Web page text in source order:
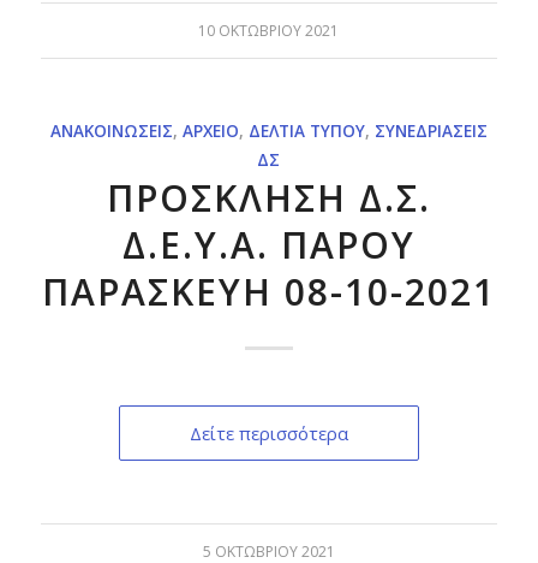
10 ΟΚΤΩΒΡΊΟΥ 2021
ΑΝΑΚΟΙΝΏΣΕΙΣ, ΑΡΧΕΊΟ, ΔΕΛΤΊΑ ΤΎΠΟΥ, ΣΥΝΕΔΡΙΆΣΕΙΣ
ΔΣ
ΠΡΟΣΚΛΗΣΗ Δ.Σ.
Δ.Ε.Υ.Α. ΠΑΡΟΥ
ΠΑΡΑΣΚΕΥΗ 08-10-2021
Δείτε περισσότερα
5 ΟΚΤΩΒΡΊΟΥ 2021